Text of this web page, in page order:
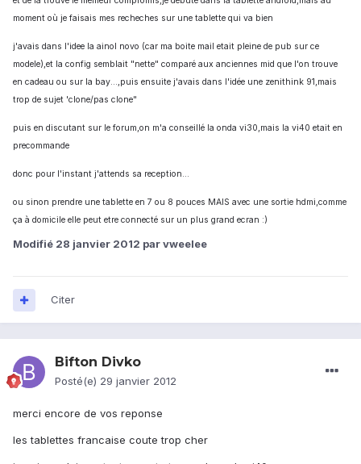
moment où je faisais mes recheches sur une tablette qui va bien
j'avais dans l'idee la ainol novo (car ma boite mail etait pleine de pub sur ce
modele),et la config semblait "nette" comparé aux anciennes mid que l'on trouve
en cadeau ou sur la bay...,puis ensuite j'avais dans l'idée une zenithink 91,mais
trop de sujet 'clone/pas clone"
puis en discutant sur le forum,on m'a conseillé la onda vi30,mais la vi40 etait en
precommande
donc pour l'instant j'attends sa reception...
ou sinon prendre une tablette en 7 ou 8 pouces MAIS avec une sortie hdmi,comme
ça à domicile elle peut etre connecté sur un plus grand ecran :)
Modifié 28 janvier 2012 par vweelee
Citer
Bifton Divko
Posté(e) 29 janvier 2012
merci encore de vos reponse
les tablettes francaise coute trop cher